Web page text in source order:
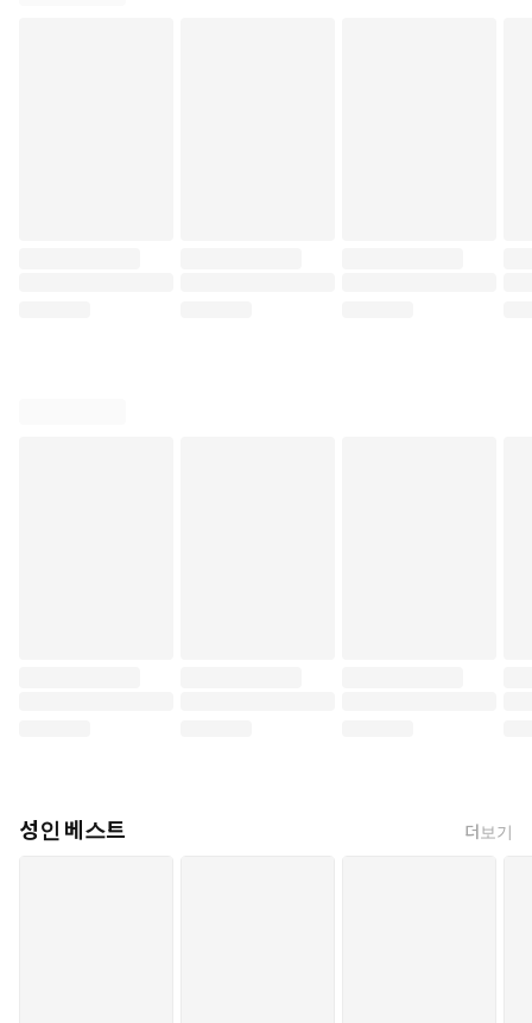
성인 베스트 더보기